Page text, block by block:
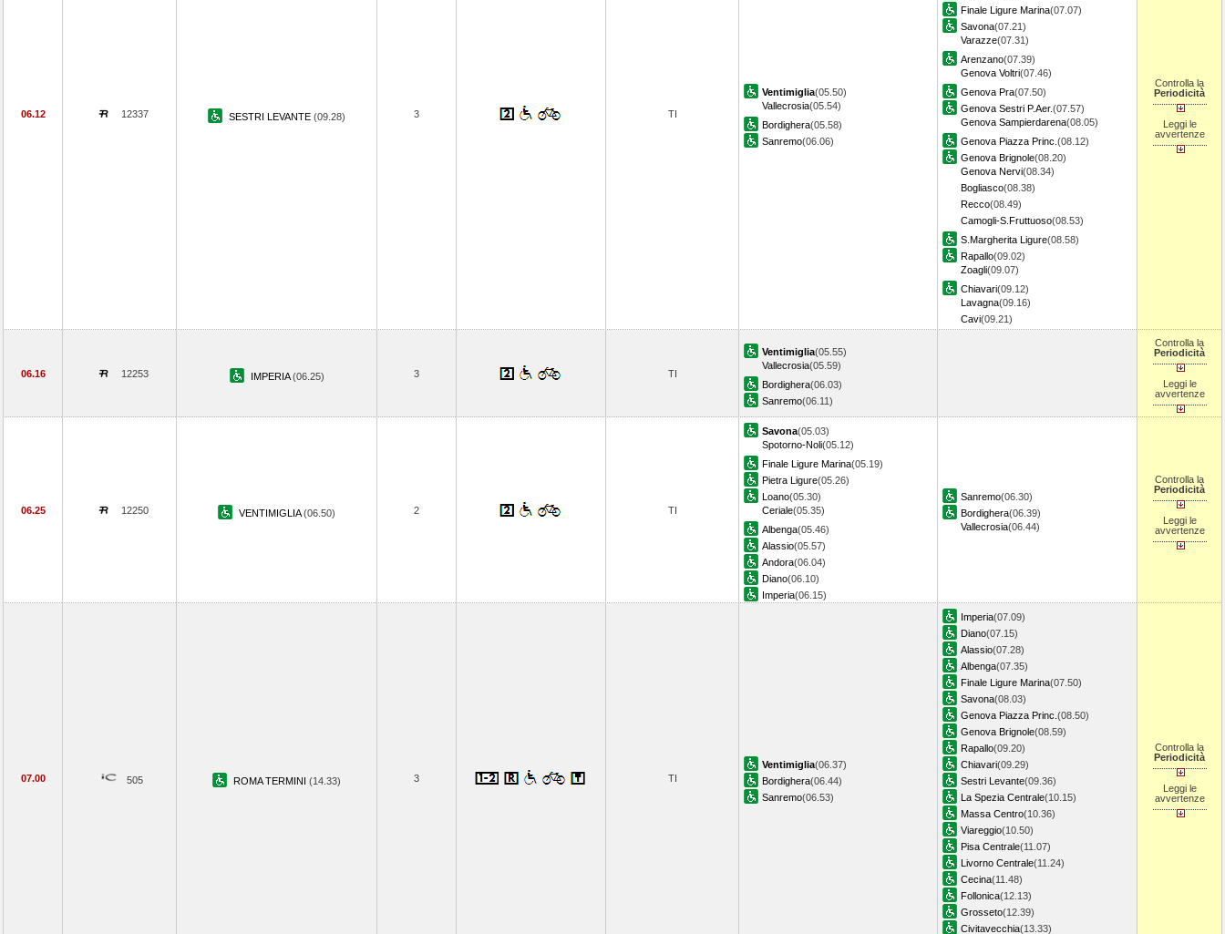
06.12 12337 SESTRI LEVANTE (09.28) 3 TI
Ventimiglia(05.50)
Vallecrosia(05.54)
Bordighera(05.58)
Sanremo(06.06)
Finale Ligure Marina(07.07)
Savona(07.21)
Varazze(07.31)
Arenzano(07.39)
Genova Voltri(07.46)
Genova Pra(07.50)
Genova Sestri P.Aer.(07.57)
Genova Sampierdarena(08.05)
Genova Piazza Princ. (08.12)
Genova Brignole(08.20)
Genova Nervi(08.34)
Bogliasco(08.38)
Recco(08.49)
Camogli-S.Fruttuoso(08.53)
S.Margherita Ligure(08.58)
Rapallo(09.02)
Zoagli(09.07)
Chiavari(09.12)
Lavagna(09.16)
Cavi(09.21)
Controlla la
Periodicità
Leggi le
avvertenze
06.16 12253 IMPERIA(06.25) 3 TI
Ventimiglia(05.55)
Vallecrosia(05.59)
Bordighera(06.03)
Sanremo(06.11)
Controlla la
Periodicità
Leggi le
avvertenze
06.25 12250 VENTIMIGLIA(06.50) 2 TI
Savona(05.03)
Spotorno-Noli(05.12)
Finale Ligure Marina(05.19)
Pietra Ligure(05.26)
Loano(05.30)
Ceriale(05.35)
Albenga(05.46)
Alassio(05.57)
Andora(06.04)
Diano(06.10)
Imperia(06.15)
Sanremo(06.30)
Bordighera(06.39)
Vallecrosia(06.44)
Controlla la
Periodicità
Leggi le
avvertenze
07.00 505 ROMA TERMINI (14.33) 3 TI
Ventimiglia(06.37)
Bordighera(06.44)
Sanremo(06.53)
Imperia(07.09)
Diano(07.15)
Alassio(07.28)
Albenga(07.35)
Finale Ligure Marina(07.50)
Savona(08.03)
Genova Piazza Princ. (08.50)
Genova Brignole(08.59)
Rapallo(09.20)
Chiavari(09.29)
Sestri Levante(09.36)
La Spezia Centrale(10.15)
Massa Centro(10.36)
Viareggio(10.50)
Pisa Centrale(11.07)
Livorno Centrale(11.24)
Cecina(11.48)
Follonica(12.13)
Grosseto(12.39)
Civitavecchia(13.33)
Controlla la
Periodicità
Leggi le
avvertenze